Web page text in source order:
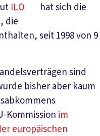
ILO
hat sich die
die
seit 1998 von 9
sind
bisher aber kaum
Kommission im
europäischen